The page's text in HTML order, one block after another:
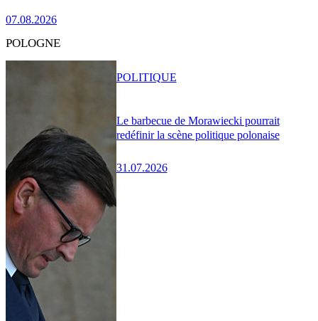
07.08.2026
POLOGNE
Le barbecue de Morawiecki pourrait
redéfinir la scène politique polonaise
31.07.2026
POLITIQUE